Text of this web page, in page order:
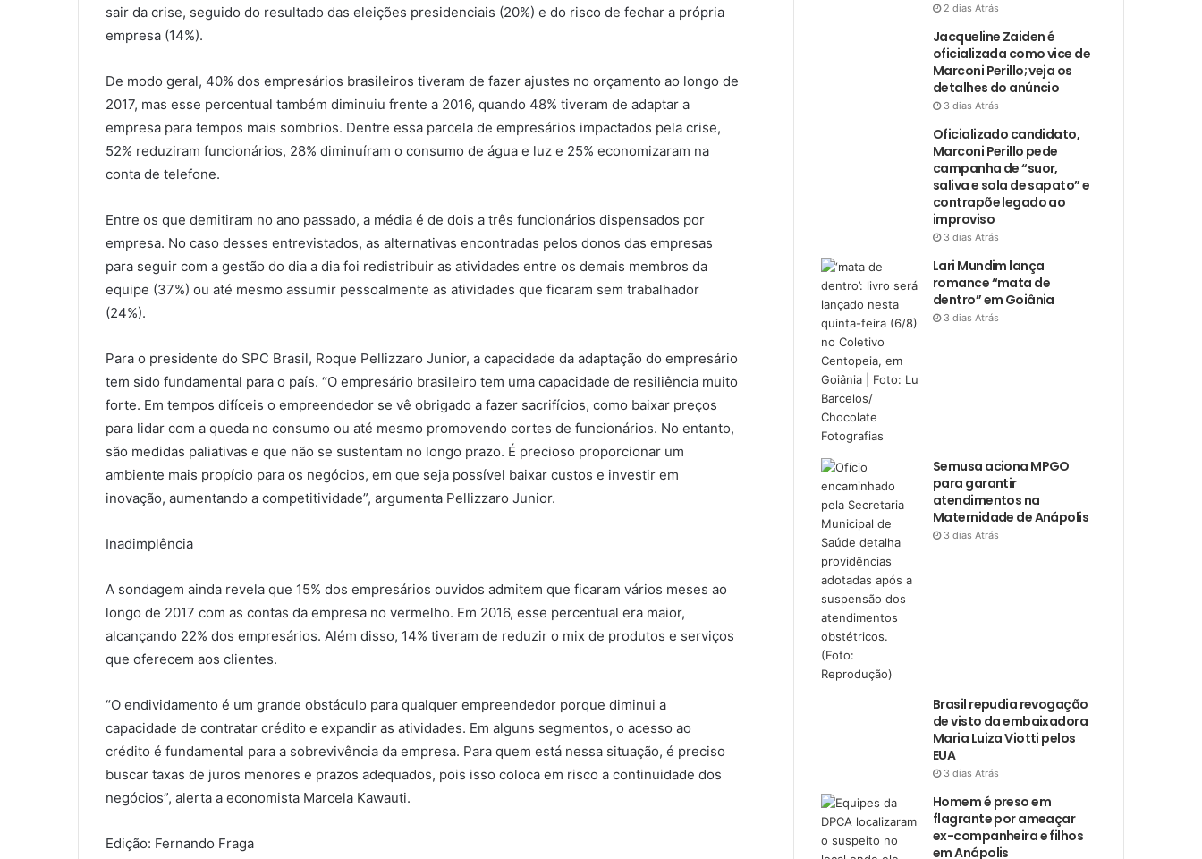
sair da crise, seguido do resultado das eleições presidenciais (20%) e do risco de fechar a própria
empresa (14%).
De modo geral, 40% dos empresários brasileiros tiveram de fazer ajustes no orçamento ao longo de
2017, mas esse percentual também diminuiu frente a 2016, quando 48% tiveram de adaptar a
empresa para tempos mais sombrios. Dentre essa parcela de empresários impactados pela crise,
52% reduziram funcionários, 28% diminuíram o consumo de água e luz e 25% economizaram na
conta de telefone.
Entre os que demitiram no ano passado, a média é de dois a três funcionários dispensados por
empresa. No caso desses entrevistados, as alternativas encontradas pelos donos das empresas
para seguir com a gestão do dia a dia foi redistribuir as atividades entre os demais membros da
equipe (37%) ou até mesmo assumir pessoalmente as atividades que ficaram sem trabalhador
(24%).
Para o presidente do SPC Brasil, Roque Pellizzaro Junior, a capacidade da adaptação do empresário
tem sido fundamental para o país. “O empresário brasileiro tem uma capacidade de resiliência muito
forte. Em tempos difíceis o empreendedor se vê obrigado a fazer sacrifícios, como baixar preços
para lidar com a queda no consumo ou até mesmo promovendo cortes de funcionários. No entanto,
são medidas paliativas e que não se sustentam no longo prazo. É precioso proporcionar um
ambiente mais propício para os negócios, em que seja possível baixar custos e investir em
inovação, aumentando a competitividade”, argumenta Pellizzaro Junior.
Inadimplência
A sondagem ainda revela que 15% dos empresários ouvidos admitem que ficaram vários meses ao
longo de 2017 com as contas da empresa no vermelho. Em 2016, esse percentual era maior,
alcançando 22% dos empresários. Além disso, 14% tiveram de reduzir o mix de produtos e serviços
que oferecem aos clientes.
“O endividamento é um grande obstáculo para qualquer empreendedor porque diminui a
capacidade de contratar crédito e expandir as atividades. Em alguns segmentos, o acesso ao
crédito é fundamental para a sobrevivência da empresa. Para quem está nessa situação, é preciso
buscar taxas de juros menores e prazos adequados, pois isso coloca em risco a continuidade dos
negócios”, alerta a economista Marcela Kawauti.
Edição: Fernando Fraga
2 dias Atrás
Jacqueline Zaiden é
oficializada como vice de
Marconi Perillo; veja os
detalhes do anúncio
3 dias Atrás
Oficializado candidato,
Marconi Perillo pede
campanha de “suor,
saliva e sola de sapato” e
contrapõe legado ao
improviso
3 dias Atrás
Lari Mundim lança
romance “mata de
dentro” em Goiânia
3 dias Atrás
Semusa aciona MPGO
para garantir
atendimentos na
Maternidade de Anápolis
3 dias Atrás
Brasil repudia revogação
de visto da embaixadora
Maria Luiza Viotti pelos
EUA
3 dias Atrás
Homem é preso em
flagrante por ameaçar
ex-companheira e filhos
em Anápolis